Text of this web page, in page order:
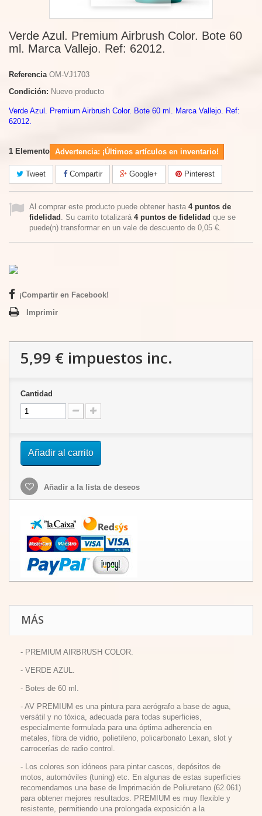
Verde Azul. Premium Airbrush Color. Bote 60
ml. Marca Vallejo. Ref: 62012.
Referencia OM-VJ1703
Condición: Nuevo producto
Verde Azul. Premium Airbrush Color. Bote 60 ml. Marca Vallejo. Ref:
62012.
1 Elemento Advertencia: ¡Últimos artículos en inventario!
Tweet Compartir Google+ Pinterest
Al comprar este producto puede obtener hasta 4puntos de
fidelidad . Su carrito totalizará 4puntos de fidelidad que se
puede(n) transformar en un vale de descuento de 0,05 €.
¡Compartir en Facebook!
Imprimir
5,99 € impuestos inc.
Cantidad
Añadir al carrito
Añadir a la lista de deseos
MÁS
- PREMIUM AIRBRUSH COLOR.
- VERDE AZUL.
- Botes de 60 ml.
- AV PREMIUM es una pintura para aerógrafo a base de agua,
versátil y no tóxica, adecuada para todas superficies,
especialmente formulada para una óptima adherencia en
metales, fibra de vidrio, polietileno, policarbonato Lexan, slot y
carrocerías de radio control.
- Los colores son idóneos para pintar cascos, depósitos de
motos, automóviles (tuning) etc. En algunas de estas superficies
recomendamos una base de Imprimación de Poliuretano (62.061)
para obtener mejores resultados. PREMIUM es muy flexible y
resistente, permitiendo una prolongada exposición a la